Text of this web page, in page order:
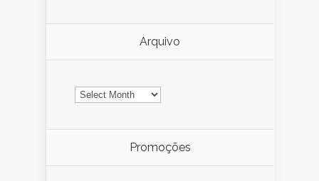
Arquivo
Arquivo
Promoções